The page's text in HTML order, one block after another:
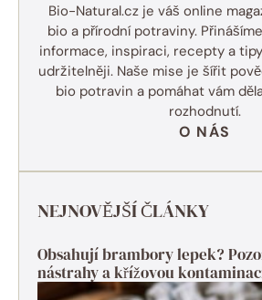
Bio-Natural.cz je váš online
bio a přírodní potraviny.
informace, inspiraci, recepty a
udržitelněji. Naše mise je šířit
bio potravin a pomáhat vám
rozhodnutí.
O NÁS
NEJNOVĚJŠÍ ČLÁNKY
Obsahují brambory lepek?
nástrahy a křížovou